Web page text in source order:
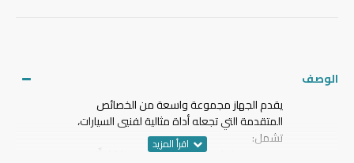
الوصف
يقدم الجهاز مجموعة واسعة من الخصائص
المتقدمة التي تجعله أداة مثالية لفنيي السيارات،
تشمل:
تشخيص شامل: يوفر الجهاز تشخيصًا كاملًا